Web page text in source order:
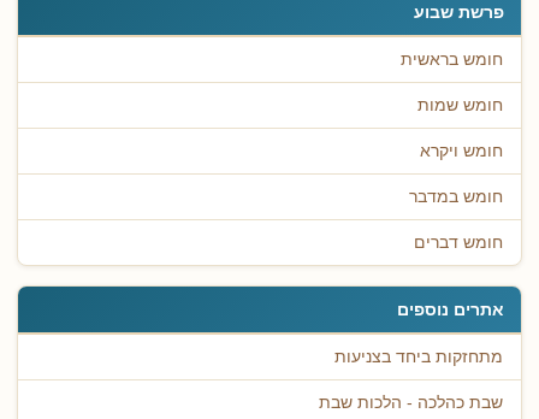
פרשת שבוע
חומש בראשית
חומש שמות
חומש ויקרא
חומש במדבר
חומש דברים
אתרים נוספים
מתחזקות ביחד בצניעות
שבת כהלכה - הלכות שבת